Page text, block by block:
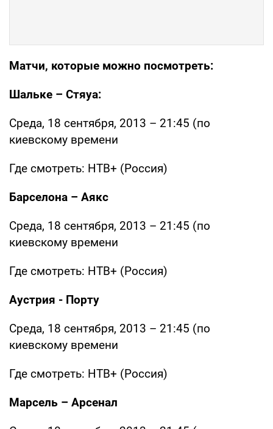
Матчи, которые можно посмотреть:
Шальке – Стяуа:
Среда, 18 сентября, 2013 – 21:45 (по
киевскому времени
Где смотреть: НТВ+ (Россия)
Барселона – Аякс
Среда, 18 сентября, 2013 – 21:45 (по
киевскому времени
Где смотреть: НТВ+ (Россия)
Аустрия - Порту
Среда, 18 сентября, 2013 – 21:45 (по
киевскому времени
Где смотреть: НТВ+ (Россия)
Марсель – Арсенал